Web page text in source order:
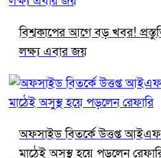
বিশ্বকাপের আগে বড় খবর!
লক্ষ্য এবার জয়
অফসাইড বিতর্কে উত্তপ্ত
মাঠেই অসুস্থ হয়ে পড়লেন